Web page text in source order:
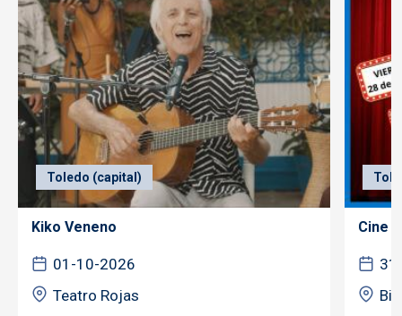
Toledo (capital)
Kiko Veneno
01-10-2026
Teatro Rojas
Cine